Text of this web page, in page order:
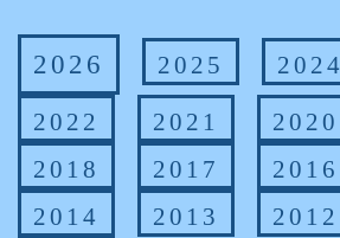
2026 2025 2024
2022
2021 2020
2018
2017 2016
2014
2013 2012